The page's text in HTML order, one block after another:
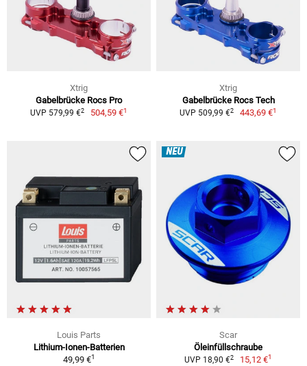
Xtrig
Gabelbrücke Rocs Pro
UVP 579,99 €2 504,59 €1
Xtrig
Gabelbrücke Rocs Tech
UVP 509,99 €2 443,69 €1
Louis Parts
Lithium-Ionen-Batterien
49,99 €1
NEU
Scar
Öleinfüllschraube
UVP 18,90 €2 15,12 €1